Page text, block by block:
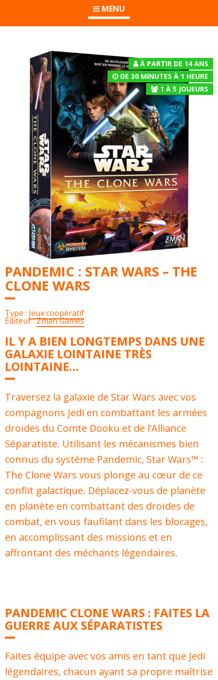
MENU
À PARTIR DE 14 ANS
DE 30 MINUTES À 1 HEURE
1 À 5 JOUEURS
PANDEMIC : STAR WARS – THE
CLONE WARS
Type : Jeux coopératif
Éditeur :Zman Games
IL Y A BIEN LONGTEMPS DANS UNE
GALAXIE LOINTAINE TRÈS
LOINTAINE…
Traversez la galaxie de Star Wars avec vos
compagnons Jedi en combattant les armées
droïdes du Comte Dooku et de l’Alliance
Séparatiste. Utilisant les mécanismes bien
connus du système Pandemic, Star Wars™ :
The Clone Wars vous plonge au cœur de ce
conflit galactique. Déplacez-vous de planète
en planète en combattant des droïdes de
combat, en vous faufilant dans les blocages,
en accomplissant des missions et en
affrontant des méchants légendaires.
PANDEMIC CLONE WARS : FAITES LA
GUERRE AUX SÉPARATISTES
Faites équipe avec vos amis en tant que Jedi
légendaires, chacun ayant sa propre maîtrise